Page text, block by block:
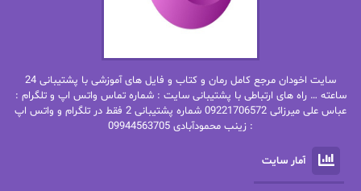
بهاره.م
بیتا فرخی
پاتریشیا ویلسون پرتو فرهمند
پرستو اسحقی
پرستو مهاجر
سایت اخودان مرجع کامل رمان و کتاب و فایل های آموزشی با پشتیبانی 24
ساعته … راه های ارتباطی با پشتیبانی سایت : شماره تماس واتس اپ و تلگرام :
عباس علی میرزائی 09221706572 شماره پشتیبانی 2 فقط در تلگرام و واتس اپ
: زینب محمودآبادی 09944563705
آمار سایت